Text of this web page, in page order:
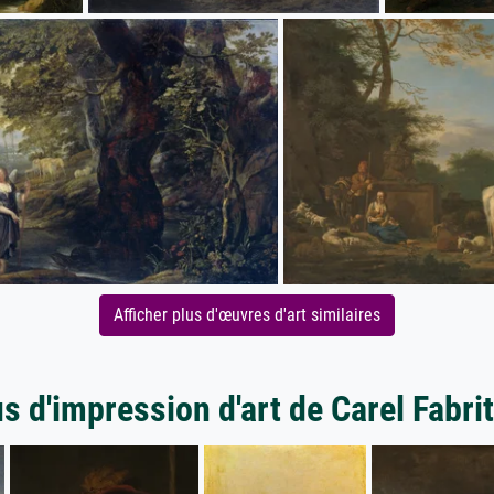
Afficher plus d'œuvres d'art similaires
d'impression d'art de Carel